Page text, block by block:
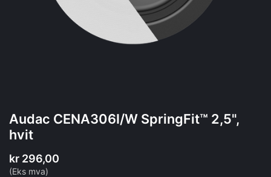
Audac CENA306I/W SpringFit™ 2,5",
hvit
kr 296,00
(Eks mva)